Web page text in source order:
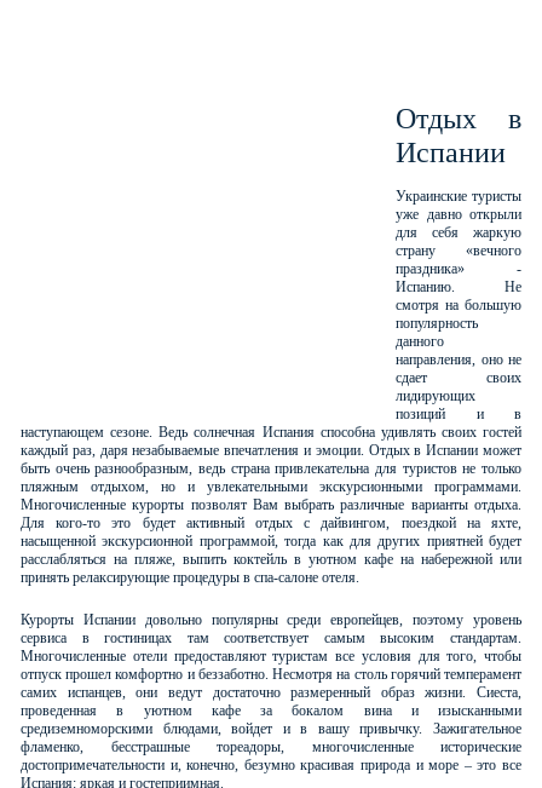
Отдых в
Испании
Украинские туристы
уже давно открыли
для себя жаркую
страну «вечного
праздника» -
Испанию. Не
смотря на большую
популярность
данного
направления, оно не
сдает своих
лидирующих
позиций и в
наступающем сезоне. Ведь солнечная Испания способна удивлять своих гостей
каждый раз, даря незабываемые впечатления и эмоции. Отдых в Испании может
быть очень разнообразным, ведь страна привлекательна для туристов не только
пляжным отдыхом, но и увлекательными экскурсионными программами.
Многочисленные курорты позволят Вам выбрать различные варианты отдыха.
Для кого-то это будет активный отдых с дайвингом, поездкой на яхте,
насыщенной экскурсионной программой, тогда как для других приятней будет
расслабляться на пляже, выпить коктейль в уютном кафе на набережной или
принять релаксирующие процедуры в спа-салоне отеля.
Курорты Испании довольно популярны среди европейцев, поэтому уровень
сервиса в гостиницах там соответствует самым высоким стандартам.
Многочисленные отели предоставляют туристам все условия для того, чтобы
отпуск прошел комфортно и беззаботно. Несмотря на столь горячий темперамент
самих испанцев, они ведут достаточно размеренный образ жизни. Сиеста,
проведенная в уютном кафе за бокалом вина и изысканными
средиземноморскими блюдами, войдет и в вашу привычку. Зажигательное
фламенко, бесстрашные тореадоры, многочисленные исторические
достопримечательности и, конечно, безумно красивая природа и море – это все
Испания: яркая и гостеприимная.